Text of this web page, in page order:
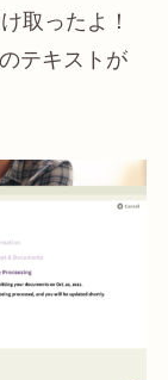
取ったよ！
テキストが